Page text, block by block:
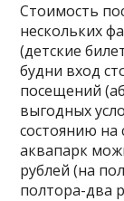
Стоимость
нескольких
(детские
будни вход
посещений
выгодных
состоянию на
аквапарк
рублей (на
полтора-два